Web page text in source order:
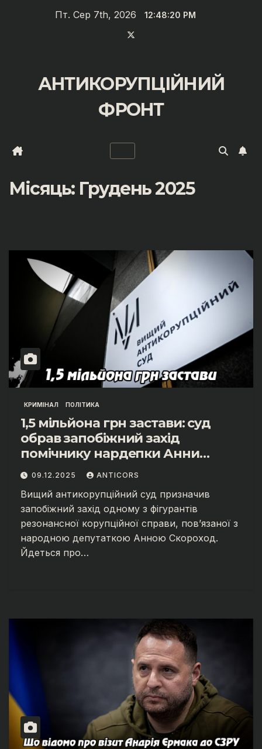
Пт. Сер 7th, 2026 12:48:21 PM
АНТИКОРУПЦІЙНИЙ
ФРОНТ
Місяць: Грудень 2025
КРИМІНАЛ ПОЛІТИКА
1,5 мільйона грн застави: суд
обрав запобіжний захід
помічнику нардепки Анни
Скороход у справі про
«санкційний підкуп»
09.12.2025 ANTICORS
Вищий антикорупційний суд призначив
запобіжний захід одному з фігурантів
резонансної корупційної справи, пов’язаної з
народною депутаткою Анною Скороход.
Йдеться про…